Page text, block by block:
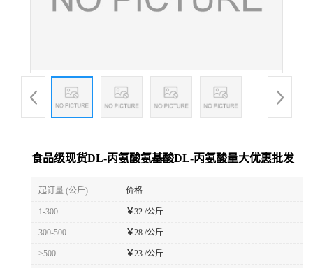
食品级现货DL-丙氨酸氨基酸DL-丙氨酸量大优惠批发
起订量 (公斤) 价格
1-300 ￥32 /公斤
300-500 ￥28 /公斤
≥500 ￥23 /公斤